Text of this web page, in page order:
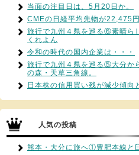
当面の注目日は、5月20日か。
CMEの日経平均先物が22,475円
旅行で九州４県を巡る⑥素晴ら
くれよん
令和の時代の国内企業は・・・
旅行で九州４県を巡る⑤大分か
の森・天草三角線。
日本株の信用買い残が減少傾向
人気の投稿
熊本・大分に旅へ①豊肥本線と